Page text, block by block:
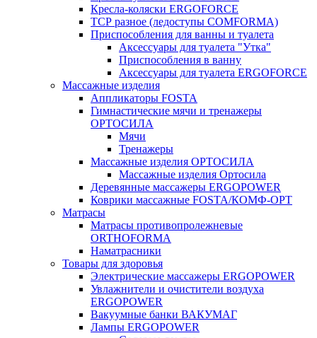
Кресла-коляски ERGOFORCE
ТСР разное (ледоступы COMFORMA)
Приспособления для ванны и туалета
Аксессуары для туалета "Утка"
Приспособления в ванну
Аксессуары для туалета ERGOFORCE
Массажные изделия
Аппликаторы FOSTA
Гимнастические мячи и тренажеры
ОРТОСИЛА
Мячи
Тренажеры
Массажные изделия ОРТОСИЛА
Массажные изделия Ортосила
Деревянные массажеры ERGOPOWER
Коврики массажные FOSTA/КОМФ-ОРТ
Матрасы
Матрасы противопролежневые
ORTHOFORMA
Наматрасники
Товары для здоровья
Электрические массажеры ERGOPOWER
Увлажнители и очистители воздуха
ERGOPOWER
Вакуумные банки ВАКУМАГ
Лампы ERGOPOWER